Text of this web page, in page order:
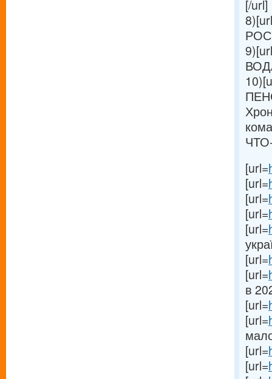
[/url]
[url=
[url=
[url=
[url=
[url=
[url=
[url=
в
[url=
[url=
[url=
[url=